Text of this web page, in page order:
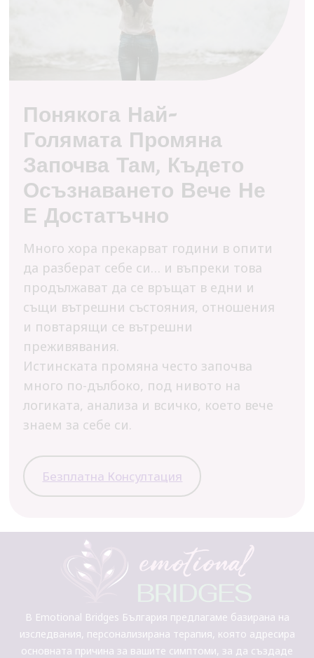
Понякога Най-
Голямата Промяна
Започва Там, Където
Осъзнаването Вече Не
Е Достатъчно
Много хора прекарват години в опити
да разберат себе си… и въпреки това
продължават да се връщат в едни и
същи вътрешни състояния, отношения
и повтарящи се вътрешни
преживявания.
Истинската промяна често започва
много по-дълбоко, под нивото на
логиката, анализа и всичко, което вече
знаем за себе си.
Безплатна Консултация
В Emotional Bridges България предлагаме базирана на
изследвания, персонализирана терапия, която адресира
основната причина за вашите симптоми, за да създаде